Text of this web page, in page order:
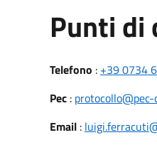
Punti di
Telefono : +39 0734
Pec:
Email: